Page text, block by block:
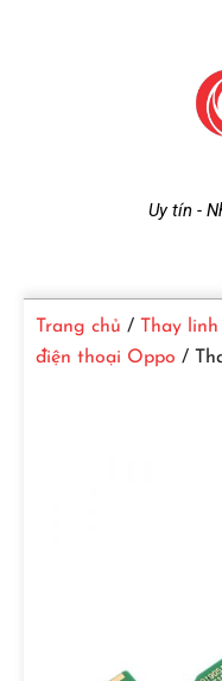
i
n
Uy tín -
Trang chủ / Thay
điện thoại Oppo /